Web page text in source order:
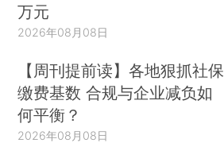
万元
2026年08月08日
【周刊提前读】各地狠抓社保
缴费基数 合规与企业减负如
何平衡？
2026年08月08日